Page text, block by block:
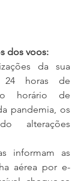
dos voos:
horas de
o horário de
pandemia, os
alterações
informam as
aérea por e-